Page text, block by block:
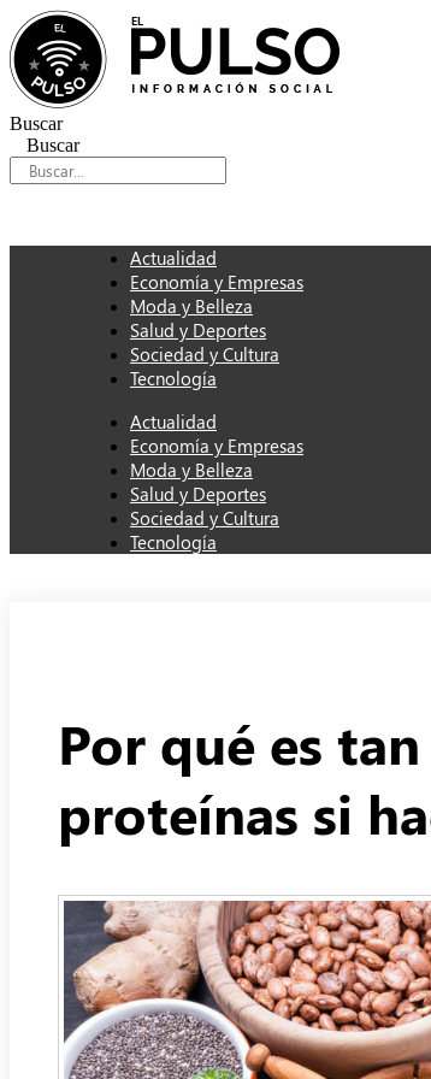
al
contenido
Buscar
Buscar
Actualidad
Economía y Empresas
Moda y Belleza
Salud y Deportes
Sociedad y Cultura
Tecnología
Actualidad
Economía y Empresas
Moda y Belleza
Salud y Deportes
Sociedad y Cultura
Tecnología
Por qué es
proteínas si